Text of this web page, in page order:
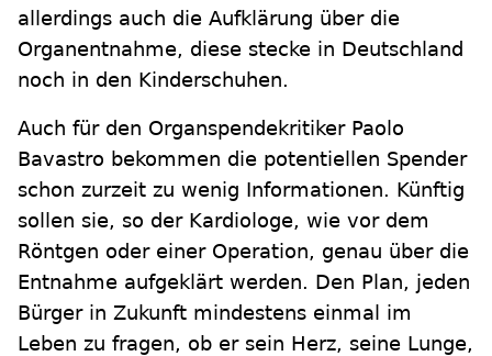
allerdings auch die Aufklärung über die
Organentnahme, diese stecke in Deutschland
noch in den Kinderschuhen.
Auch für den Organspendekritiker Paolo
Bavastro bekommen die potentiellen Spender
schon zurzeit zu wenig Informationen. Künftig
sollen sie, so der Kardiologe, wie vor dem
Röntgen oder einer Operation, genau über die
Entnahme aufgeklärt werden. Den Plan, jeden
Bürger in Zukunft mindestens einmal im
Leben zu fragen, ob er sein Herz, seine Lunge,